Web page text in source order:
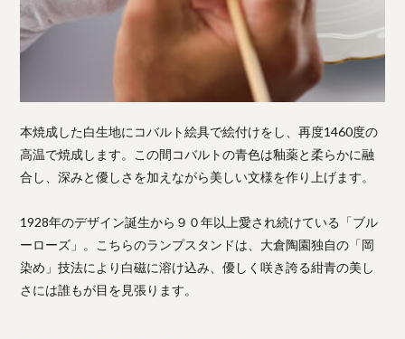
本焼成した白生地にコバルト絵具で絵付けをし、再度1460度の
高温で焼成します。この間コバルトの青色は釉薬と柔らかに融
合し、深みと優しさを加えながら美しい文様を作り上げます。
1928年のデザイン誕生から９０年以上愛され続けている「ブル
ーローズ」。こちらのランプスタンドは、大倉陶園独自の「岡
染め」技法により白磁に溶け込み、優しく咲き誇る紺青の美し
さには誰もが目を見張ります。